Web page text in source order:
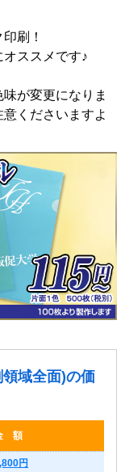
刷！
ススメです♪
が変更になりま
くださいますよ
域全面)の価
額
円